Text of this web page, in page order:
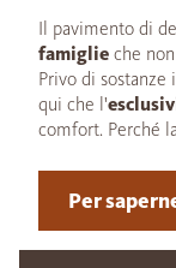
Il pavimento di
famiglie che
Privo di
qui che l'
comfort. Perché
Per